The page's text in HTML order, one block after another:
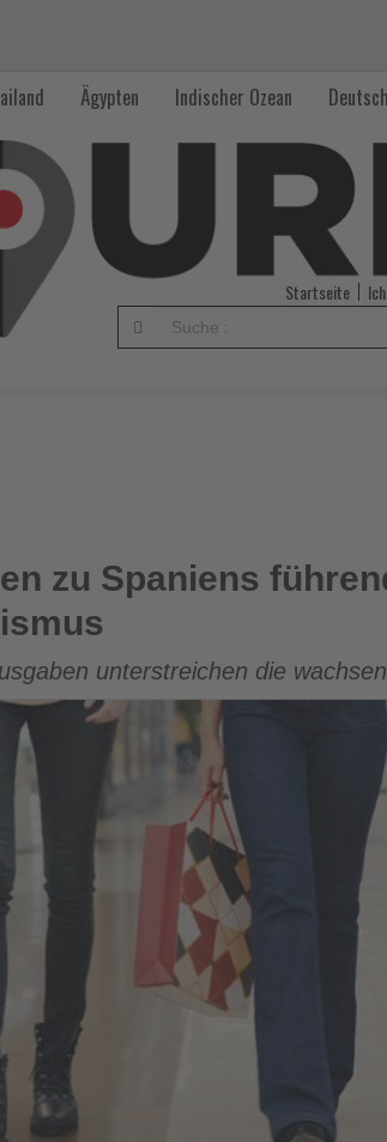
Ägypten Indischer Ozean
Startseite
führenden Reisezielen für
zu Spaniens
unterstreichen die